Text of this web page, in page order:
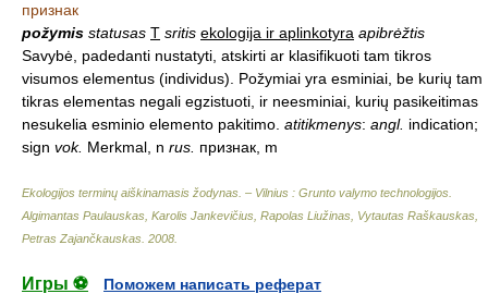
признак
požymis statusas T sritis ekologija ir aplinkotyra apibrėžtis
Savybė, padedanti nustatyti, atskirti ar klasifikuoti tam tikros
visumos elementus (individus). Požymiai yra esminiai, be kurių tam
tikras elementas negali egzistuoti, ir neesminiai, kurių pasikeitimas
nesukelia esminio elemento pakitimo. atitikmenys: angl. indication;
sign vok. Merkmal, n rus. признак, m
Ekologijos terminų aiškinamasis žodynas. – Vilnius : Grunto valymo technologijos
Algimantas Paulauskas, Karolis Jankevičius, Rapolas Liužinas, Vytautas Raškauskas,
Petras Zajančkauskas 2008
Игры ⚽
Поможем написать реферат